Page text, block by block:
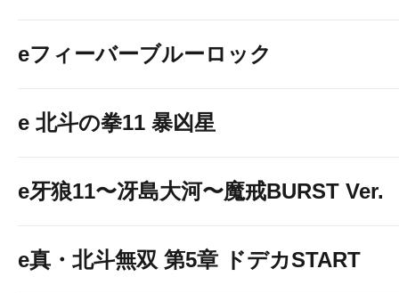
eフィーバーブルーロック
e 北斗の拳11 暴凶星
e牙狼11〜冴島大河〜魔戒BURST Ver.
e真・北斗無双 第5章 ドデカSTART